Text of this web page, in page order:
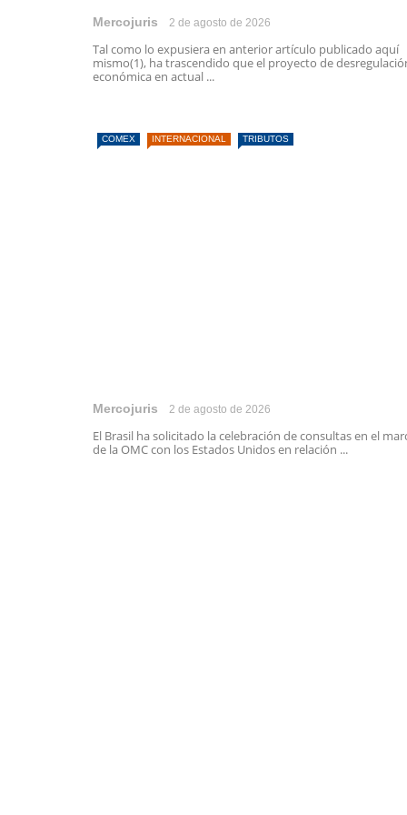
Mercojuris 2 de agosto de 2026
Tal como lo expusiera en anterior artículo publicado aquí
mismo(1), ha trascendido que el proyecto de
económica en actual ...
COMEX INTERNACIONAL TRIBUTOS
Mercojuris 2 de agosto de 2026
El Brasil ha solicitado la celebración de consultas en el
de la OMC con los Estados Unidos en relación ...